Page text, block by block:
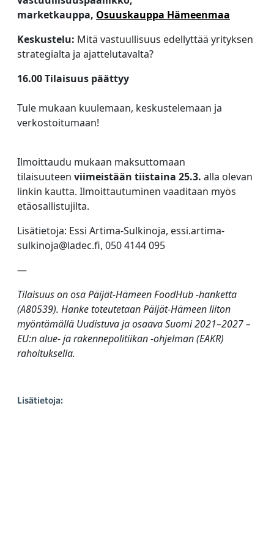
marketkauppa, Osuuskauppa Hämeenmaa
Keskustelu: Mitä vastuullisuus edellyttää yrityksen
strategialta ja ajattelutavalta?
16.00 Tilaisuus päättyy
Tule mukaan kuulemaan, keskustelemaan ja
verkostoitumaan!
Ilmoittaudu mukaan maksuttomaan
tilaisuuteen viimeistään tiistaina 25.3. alla olevan
linkin kautta. Ilmoittautuminen vaaditaan myös
etäosallistujilta.
Lisätietoja: Essi Artima-Sulkinoja, essi.artima-
sulkinoja@ladec.fi, 050 4144 095
—
Tilaisuus on osa Päijät-Hämeen FoodHub -hanketta
(A80539). Hanke toteutetaan Päijät-Hämeen liiton
myöntämällä Uudistuva ja osaava Suomi 2021–2027 –
EU:n alue- ja rakennepolitiikan -ohjelman (EAKR)
rahoituksella.
Lisätietoja: